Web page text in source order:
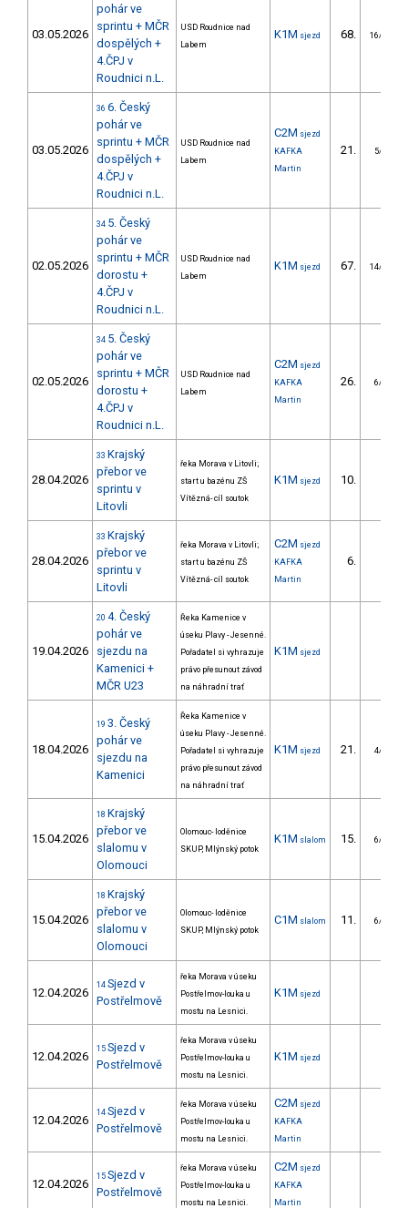
03.05.2026
pohár ve
sprintu + MČR
dospělých +
4.ČPJ v
Roudnici n.L.
USD Roudnice nad
Labem
K1M sjezd 68. 16/DM
03.05.2026
36 6. Český
pohár ve
sprintu + MČR
dospělých +
4.ČPJ v
Roudnici n.L.
USD Roudnice nad
Labem
C2M sjezd
KAFKA
Martin
21. 5/DM
02.05.2026
34 5. Český
pohár ve
sprintu + MČR
dorostu +
4.ČPJ v
Roudnici n.L.
USD Roudnice nad
Labem
K1M sjezd 67. 14/DM
02.05.2026
34 5. Český
pohár ve
sprintu + MČR
dorostu +
4.ČPJ v
Roudnici n.L.
USD Roudnice nad
Labem
C2M sjezd
KAFKA
Martin
26. 6/DM
28.04.2026
33 Krajský
přebor ve
sprintu v
Litovli
řeka Morava v Litovli;
start u bazénu ZŠ
Vítězná- cíl soutok
K1M sjezd 10.
28.04.2026
33 Krajský
přebor ve
sprintu v
Litovli
řeka Morava v Litovli;
start u bazénu ZŠ
Vítězná- cíl soutok
C2M sjezd
KAFKA
Martin
6.
19.04.2026
20 4. Český
pohár ve
sjezdu na
Kamenici +
MČR U23
Řeka Kamenice v
úseku Plavy - Jesenné.
Pořadatel si vyhrazuje
právo přesunout závod
na náhradní trať
K1M sjezd
18.04.2026
19 3. Český
pohár ve
sjezdu na
Kamenici
Řeka Kamenice v
úseku Plavy - Jesenné.
Pořadatel si vyhrazuje
právo přesunout závod
na náhradní trať
K1M sjezd 21. 4/DM
15.04.2026
18 Krajský
přebor ve
slalomu v
Olomouci
Olomouc- loděnice
SKUP, Mlýnský potok
K1M slalom 15. 6/DM
15.04.2026
18 Krajský
přebor ve
slalomu v
Olomouci
Olomouc- loděnice
SKUP, Mlýnský potok
C1M slalom 11. 6/DM
12.04.2026
14 Sjezd v
Postřelmově
řeka Morava v úseku
Postřelmov-louka u
mostu na Lesnici.
K1M sjezd
12.04.2026
15 Sjezd v
Postřelmově
řeka Morava v úseku
Postřelmov-louka u
mostu na Lesnici.
K1M sjezd
12.04.2026
14 Sjezd v
Postřelmově
řeka Morava v úseku
Postřelmov-louka u
mostu na Lesnici.
C2M sjezd
KAFKA
Martin
12.04.2026
15 Sjezd v
Postřelmově
řeka Morava v úseku
Postřelmov-louka u
mostu na Lesnici.
C2M sjezd
KAFKA
Martin